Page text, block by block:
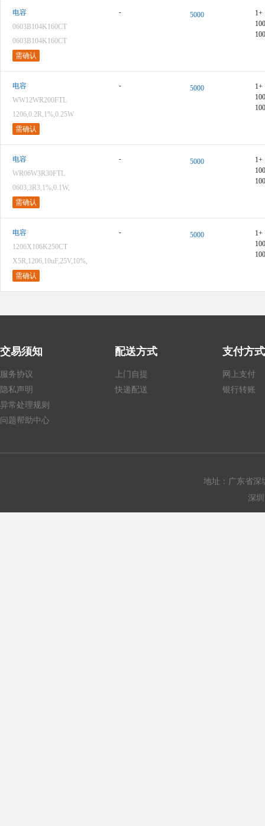
电容
0603B104K160CT
0603B104K160CT
需确认
- 5000
1+
电容
WW12WR200FTL
1206,0.2R,1%,0.25W
需确认
- 5000
1+
电容
WR06W3R30FTL
0603,3R3,1%,0.1W,
需确认
- 5000
1+
电容
1206X106K250CT
X5R,1206,10uF,25V,10%,
需确认
- 5000
1+
交易须知
服务协议
隐私声明
异常处理规则
问题帮助中心
配送方式
上门自提
快递配送
支付方式
网上支付
银行转账
地址：广东省深
深